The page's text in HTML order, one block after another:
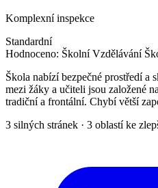
Komplexní inspekce
Standardní
Hodnoceno: Školní Vzdělávání
Škola nabízí bezpečné prostředí a
mezi žáky a učiteli jsou založené
tradiční a frontální. Chybí větší
3 silných stránek · 3 oblastí ke